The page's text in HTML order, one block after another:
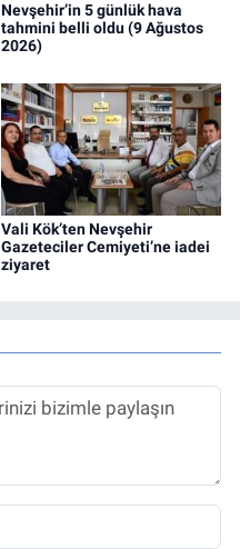
Nevşehir’in 5 günlük hava
tahmini belli oldu (9 Ağustos
2026)
Vali Kök’ten Nevşehir
Gazeteciler Cemiyeti’ne iadei
ziyaret